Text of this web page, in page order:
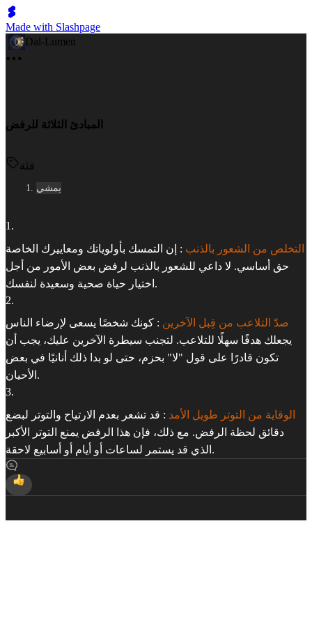
Made with Slashpage
Dal-Lumen
المبادئ الثلاثة للرفض
فئة
يمشي
1 .
التخلص من الشعور بالذنب : إن التمسك بأولوياتك ومعاييرك الخاصة
حق أساسي. لا داعي للشعور بالذنب لرفض بعض الأمور من أجل
اختيار حياة صحية وسعيدة لنفسك.
2.
صدّ التلاعب من قِبل الآخرين : كونك شخصًا يسعى لإرضاء الناس
يجعلك هدفًا سهلًا للتلاعب. لتجنب سيطرة الآخرين عليك، يجب أن
تكون قادرًا على قول "لا" بحزم، حتى لو بدا ذلك أنانيًا في بعض
الأحيان.
3.
الوقاية من التوتر طويل الأمد : قد تشعر بعدم الارتياح والتوتر لبضع
دقائق لحظة الرفض. مع ذلك، فإن هذا الرفض يمنع التوتر الأكبر
الذي قد يستمر لساعات أو أيام أو أسابيع لاحقة.